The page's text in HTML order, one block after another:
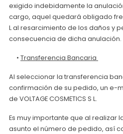
exigido indebidamente la
cargo, aquel quedará obligado
L al resarcimiento de los daños y
consecuencia de dicha anulación.
• Transferencia Bancaria
Al seleccionar la transferencia
confirmación de su pedido, un e-
de VOLTAGE COSMETICS S L.
Es muy importante que al realizar
asunto el número de pedido, así